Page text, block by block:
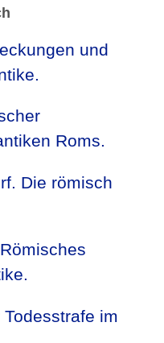
und
Roms.
Die römisch
im